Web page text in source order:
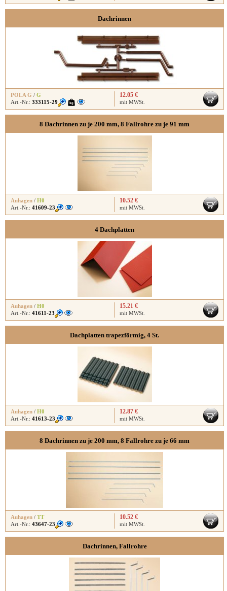
Dachrinnen
POLA G / G
Art.-Nr.: 333115-29
12.05 €
mit MWSt.
8 Dachrinnen zu je 200 mm, 8 Fallrohre zu je 91 mm
Auhagen / H0
Art.-Nr.: 41609-23
10.52 €
mit MWSt.
4 Dachplatten
Auhagen / H0
Art.-Nr.: 41611-23
15.21 €
mit MWSt.
Dachplatten trapezförmig, 4 St.
Auhagen / H0
Art.-Nr.: 41613-23
12.87 €
mit MWSt.
8 Dachrinnen zu je 200 mm, 8 Fallrohre zu je 66 mm
Auhagen / TT
Art.-Nr.: 43647-23
10.52 €
mit MWSt.
Dachrinnen, Fallrohre